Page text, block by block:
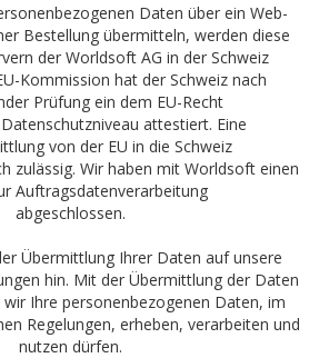
Daten über ein Web-
Bestellung übermitteln, werden diese
der Worldsoft AG in der Schweiz
Kommission hat der Schweiz nach
Prüfung ein dem EU-Recht
attestiert. Eine
von der EU in die Schweiz
zulässig. Wir haben mit Worldsoft einen
Auftragsdatenverarbeitung
abgeschlossen.
Übermittlung Ihrer Daten auf unsere
hin. Mit der Übermittlung der Daten
wir Ihre personenbezogenen Daten, im
Regelungen, erheben, verarbeiten und
nutzen dürfen.